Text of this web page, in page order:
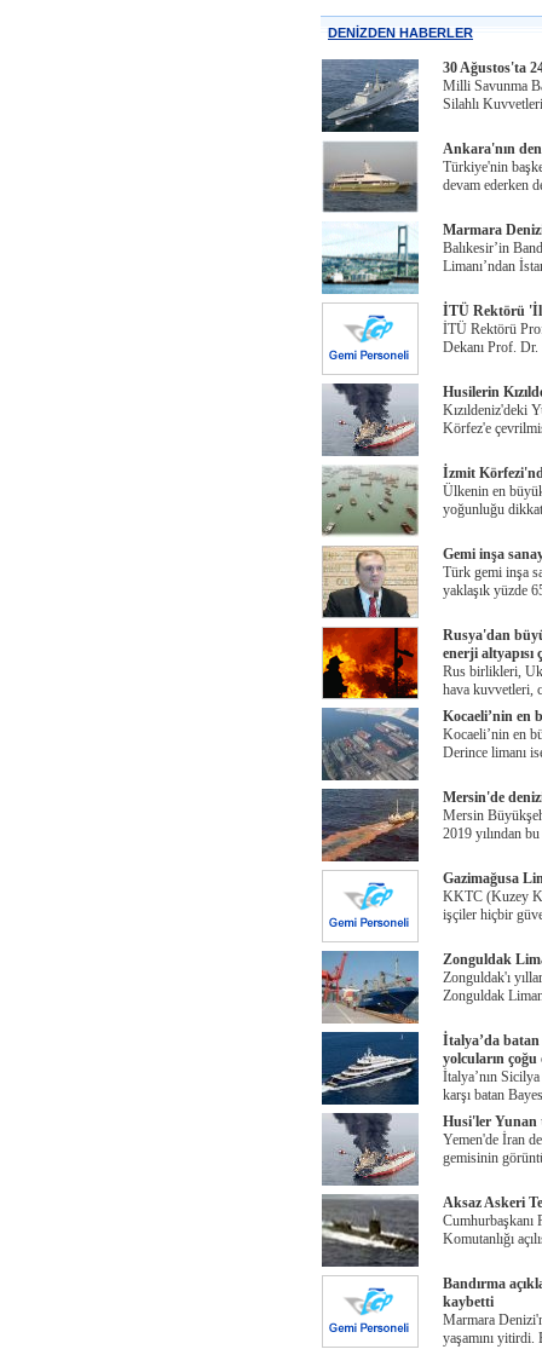
DENİZDEN HABERLER
30 Ağustos'ta
Milli Savunma
Silahlı
Ankara'nın
Türkiye'nin
devam ederken
Marmara
Balıkesir’in
Limanı’ndan
İTÜ Rektörü
İTÜ Rektörü
Dekanı Prof.
Husilerin
Kızıldeniz'deki
Körfez'e
İzmit
Ülkenin en
yoğunluğu
Gemi inşa
Türk gemi inşa
yaklaşık yüzde
Rusya'dan
enerji altyapısı
Rus birlikleri,
hava kuvvetleri,
Kocaeli’nin en
Kocaeli’nin en
Derince limanı
Mersin'de
Mersin
2019 yılından
Gazimağusa
KKTC (Kuzey
işçiler hiçbir
Zonguldak
Zonguldak'ı
Zonguldak
İtalya’da
yolcuların çoğu
İtalya’nın Sicilya
karşı batan
Husi'ler Yunan
Yemen'de İran
gemisinin
Aksaz Askeri
Cumhurbaşkanı
Komutanlığı
Bandırma
kaybetti
Marmara
yaşamını